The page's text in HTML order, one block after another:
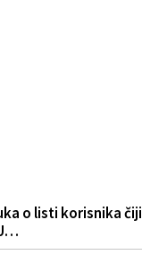
o listi korisnika čiji